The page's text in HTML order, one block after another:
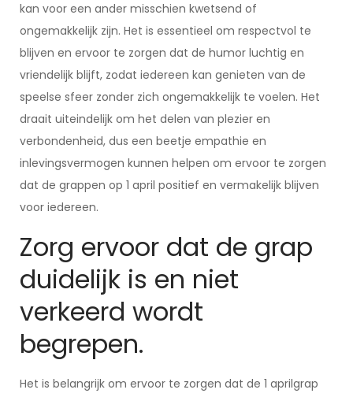
kan voor een ander misschien kwetsend of
ongemakkelijk zijn. Het is essentieel om respectvol te
blijven en ervoor te zorgen dat de humor luchtig en
vriendelijk blijft, zodat iedereen kan genieten van de
speelse sfeer zonder zich ongemakkelijk te voelen. Het
draait uiteindelijk om het delen van plezier en
verbondenheid, dus een beetje empathie en
inlevingsvermogen kunnen helpen om ervoor te zorgen
dat de grappen op 1 april positief en vermakelijk blijven
voor iedereen.
Zorg ervoor dat de grap
duidelijk is en niet
verkeerd wordt
begrepen.
Het is belangrijk om ervoor te zorgen dat de 1 aprilgrap